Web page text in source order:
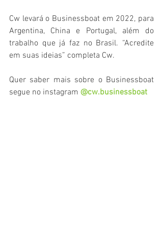
Cw levará o Businessboat em 2022, para
Argentina, China e Portugal, além do
trabalho que já faz no Brasil. “Acredite
em suas ideias” completa Cw.
Quer saber mais sobre o Businessboat
segue no instagram @cw.businessboat